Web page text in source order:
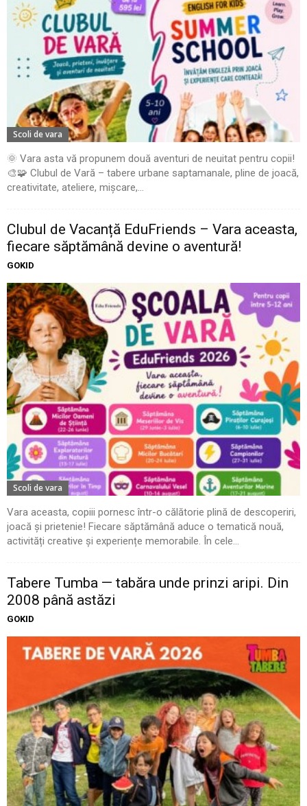
Scoli de vara
🌞 Vara asta vă propunem două aventuri de neuitat pentru copii!
🎨🧩 Clubul de Vară – tabere urbane saptamanale, pline de joacă,
creativitate, ateliere, mișcare,...
Clubul de Vacanță EduFriends – Vara aceasta,
fiecare săptămână devine o aventură!
GOKID
Scoli de vara
Vara aceasta, copiii pornesc într-o călătorie plină de descoperiri,
joacă și prietenie! Fiecare săptămână aduce o tematică nouă,
activități creative și experiențe memorabile. În cele...
Tabere Tumba — tabăra unde prinzi aripi. Din
2008 până astăzi
GOKID